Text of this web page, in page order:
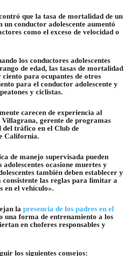
que la tasa de mortalidad de un
un conductor adolescente aumentó
como el exceso de velocidad o
los conductores adolescentes
de edad, las tasas de mortalidad
para ocupantes de otros
para el conductor adolescente y
y ciclistas.
carecen de experiencia al
gerente de programas
tráfico en el Club de
California.
de manejo supervisada pueden
ocasione muertes y
también deben establecer y
las reglas para limitar a
en el vehículo».
la presencia de los padres en el
una forma de entrenamiento a los
en choferes responsables y
los siguientes consejos: